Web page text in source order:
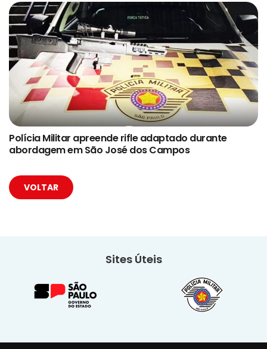
Polícia Militar apreende rifle adaptado durante
abordagem em São José dos Campos
VOLTAR
Sites Úteis